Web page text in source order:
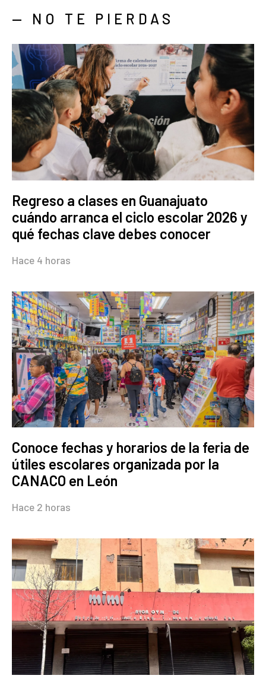
— NO TE PIERDAS
Regreso a clases en Guanajuato
cuándo arranca el ciclo escolar 2026 y
qué fechas clave debes conocer
Hace 4 horas
Conoce fechas y horarios de la feria de
útiles escolares organizada por la
CANACO en León
Hace 2 horas